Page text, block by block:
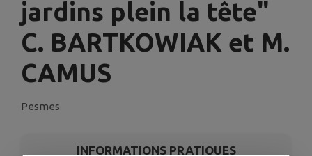
jardins plein la tête"
C. BARTKOWIAK et M.
CAMUS
Pesmes
INFORMATIONS PRATIQUES